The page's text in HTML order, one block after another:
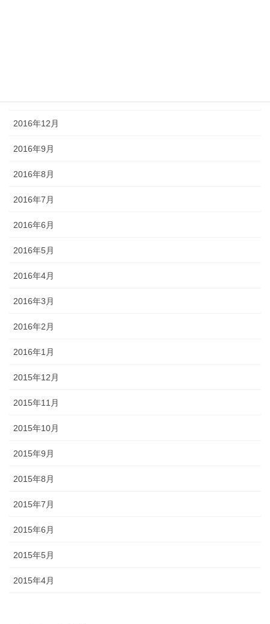
2016年12月
2016年9月
2016年8月
2016年7月
2016年6月
2016年5月
2016年4月
2016年3月
2016年2月
2016年1月
2015年12月
2015年11月
2015年10月
2015年9月
2015年8月
2015年7月
2015年6月
2015年5月
2015年4月